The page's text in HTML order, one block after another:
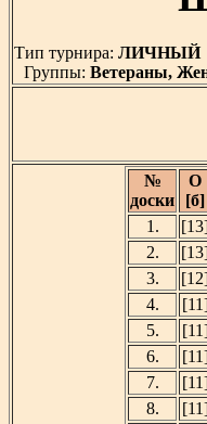
Тип турнира: ЛИЧНЫЙ
Группы: Ветераны,
№
доски
O
[б]
1.
2.
3.
4.
5.
6.
7.
8.